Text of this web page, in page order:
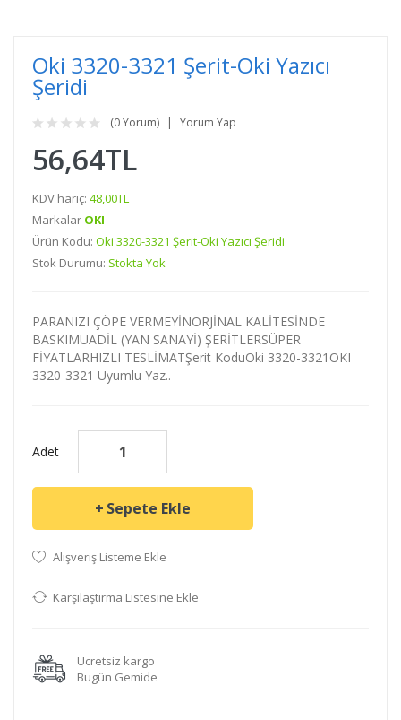
Oki 3320-3321 Şerit-Oki Yazıcı
Şeridi
(0 Yorum) Yorum Yap
56,64TL
KDV hariç: 48,00TL
Markalar OKI
Ürün Kodu: Oki 3320-3321 Şerit-Oki Yazıcı Şeridi
Stok Durumu: Stokta Yok
PARANIZI ÇÖPE VERMEYİNORJİNAL KALİTESİNDE
BASKIMUADİL (YAN SANAYİ) ŞERİTLERSÜPER
FİYATLARHIZLI TESLİMATŞerit KoduOki 3320-3321OKI
3320-3321 Uyumlu Yaz..
Adet
Sepete Ekle
Alışveriş Listeme Ekle
Karşılaştırma Listesine Ekle
Ücretsiz kargo
Bugün Gemide